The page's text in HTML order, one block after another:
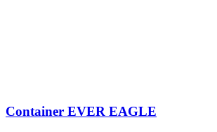
Container EVER EAGLE